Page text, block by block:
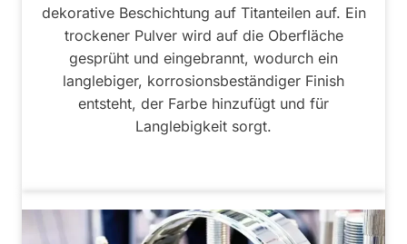
dekorative Beschichtung auf Titanteilen auf. Ein
trockener Pulver wird auf die Oberfläche
gesprüht und eingebrannt, wodurch ein
langlebiger, korrosionsbeständiger Finish
entsteht, der Farbe hinzufügt und für
Langlebigkeit sorgt.